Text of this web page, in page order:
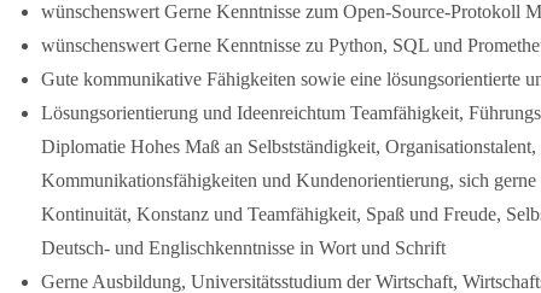
wünschenswert Gerne Kenntnisse zum Open-Source-Protokoll
wünschenswert Gerne Kenntnisse zu Python, SQL und
Gute kommunikative Fähigkeiten sowie eine lösungsorientierte
Lösungsorientierung und Ideenreichtum Teamfähigkeit,
Diplomatie Hohes Maß an Selbstständigkeit,
Kommunikationsfähigkeiten und Kundenorientierung, sich
Kontinuität, Konstanz und Teamfähigkeit, Spaß und Freude,
Deutsch- und Englischkenntnisse in Wort und Schrift
Gerne Ausbildung, Universitätsstudium der Wirtschaft,